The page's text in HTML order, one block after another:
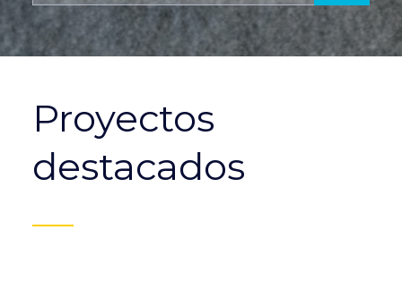
Proyectos
destacados